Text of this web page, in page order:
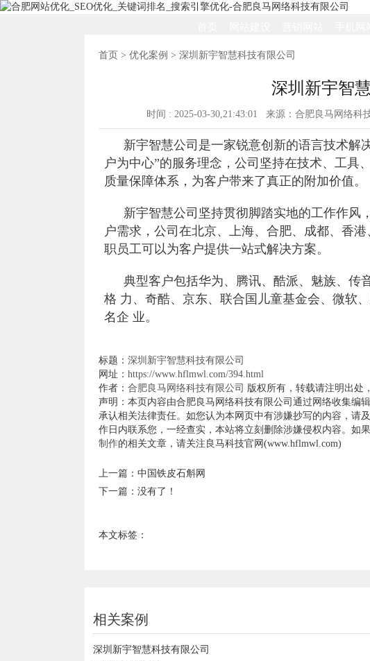
首页 > 优化案例 > 深圳新宇智慧科技有限公司
深圳新宇智
时间 : 2025-03-30,21:43:01 来源：合肥良马网络科
新宇智慧公司是一家锐意创新的语言技术解
户为中心”的服务理念，公司坚持在技术、工具
质量保障体系，为客户带来了真正的附加价值。
新宇智慧公司坚持贯彻脚踏实地的工作作风
户需求，公司在北京、上海、合肥、成都、香
职员工可以为客户提供一站式解决方案。
典型客户包括华为、腾讯、酷派、魅族、传
格 力、奇酷、京东、联合国儿童基金会、微软
名企 业。
标题： 深圳新宇智慧科技有限公司
网址： https://www.hflmwl.com/394.html
作者： 合肥良马网络科技有限公司 版权所有，转载请注明出处
声明：本页内容由合肥良马网络科技有限公司通过网络收集编
承认相关法律责任。如您认为本网页中有涉嫌抄写的内容，请
作日内联系您，一经查实，本站将立刻删除涉嫌侵权内容。如
制作的相关文章，请关注良马科技官网(www.hflmwl.com)
上一篇： 中国铁皮石斛网
下一篇：没有了！
本文标签：
相关案例
深圳新宇智慧科技有限公司